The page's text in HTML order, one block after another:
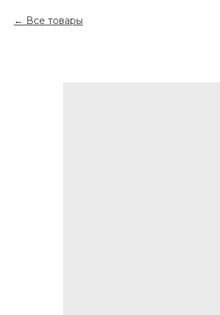
Все товары